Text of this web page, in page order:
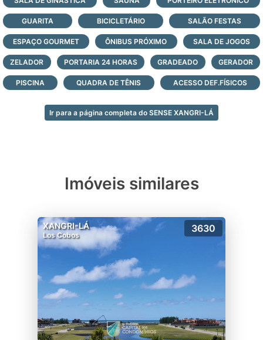
- localização privilegiada e fácil acesso pela
Estrada do Mar, na entrada principal de
Xangri-Lá;
- infraestrutura de lazer completa com
paradouro exclusivo à beira-mar de Xangri-
Lá;
- portaria com monitoramento e segurança
24 horas, todos os dias do ano;
Veja todas as opções de lotes e casas à
GUARITA BICICLETÁRIO SALÃO FESTAS
ESPAÇO GOURMET ÔNIBUS PRÓXIMO SALA DE JOGOS
ZELADOR PORTARIA 24 HORAS GRADEADO GERADOR
PISCINA QUADRA DE TÊNIS ACESSO DEF.FÍSICOS
Ir para a página completa do SENSE XANGRI-LÁ
Imóveis similares
XANGRI-LÁ
Los Cobos
3630